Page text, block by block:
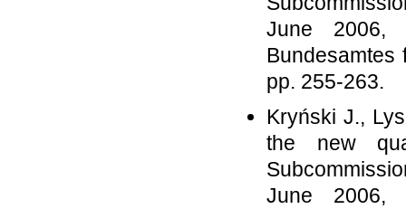
June 2006,
Bundesamtes
pp. 255-263.
Kryński J.,
the new
June 2006,